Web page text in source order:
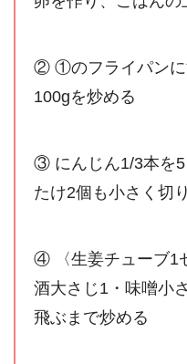
② ①のフライパンに
100gを炒める
③ にんじん1/3本を
たけ2個も小さく切
④ 〈生姜チューブ1
酒大さじ1・味噌小
飛ぶまで炒める